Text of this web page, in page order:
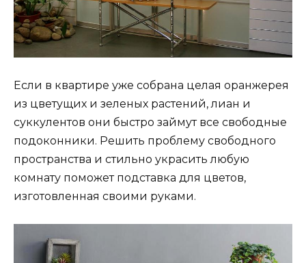
Если в квартире уже собрана целая оранжерея
из цветущих и зеленых растений, лиан и
суккулентов они быстро займут все свободные
подоконники. Решить проблему свободного
пространства и стильно украсить любую
комнату поможет подставка для цветов,
изготовленная своими руками.